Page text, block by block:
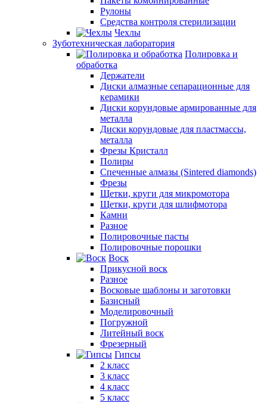
Рулоны
Средства контроля стерилизации
Чехлы
Зуботехническая лаборатория
Полировка и
обработка
Держатели
Диски алмазные сепарационные для
керамики
Диски корундовые армированные для
металла
Диски корундовые для пластмассы,
металла
Фрезы Кристалл
Полиры
Спеченные алмазы (Sintered diamonds)
Фрезы
Щетки, круги для микромотора
Щетки, круги для шлифмотора
Камни
Разное
Полировочные пасты
Полировочные порошки
Воск
Прикусной воск
Разное
Восковые шаблоны и заготовки
Базисный
Моделировочный
Погружной
Литейный воск
Фрезерный
Гипсы
2 класс
3 класс
4 класс
5 класс